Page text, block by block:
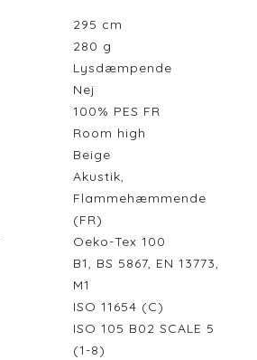
295 cm
280 g
Lysdæmpende
Nej
100% PES FR
Room high
Beige
Akustik,
Flammehæmmende
(FR)
Oeko-Tex 100
B1, BS 5867, EN 13773,
M1
ISO 11654 (C)
ISO 105 B02 SCALE 5
(1-8)